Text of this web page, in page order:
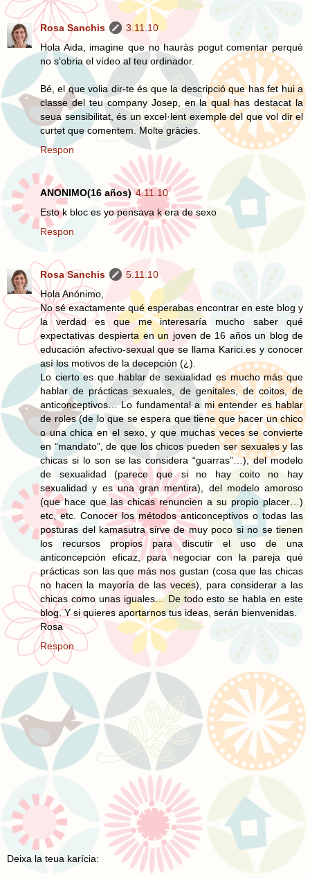
Rosa Sanchis
3.11.10
Hola Aida, imagine que no hauràs pogut comentar perquè
no s'obria el vídeo al teu ordinador.
Bé, el que volia dir-te és que la descripció que has fet hui a
classe del teu company Josep, en la qual has destacat la
seua sensibilitat, és un excel·lent exemple del que vol dir el
curtet que comentem. Molte gràcies.
Respon
ANONIMO(16 años) 4.11.10
Esto k bloc es yo pensava k era de sexo
Respon
Rosa Sanchis
5.11.10
Hola Anónimo,
No sé exactamente qué esperabas encontrar en este blog y
la verdad es que me interesaría mucho saber qué
expectativas despierta en un joven de 16 años un blog de
educación afectivo-sexual que se llama Karici.es y conocer
así los motivos de la decepción (¿).
Lo cierto es que hablar de sexualidad es mucho más que
hablar de prácticas sexuales, de genitales, de coitos, de
anticonceptivos… Lo fundamental a mi entender es hablar
de roles (de lo que se espera que tiene que hacer un chico
o una chica en el sexo, y que muchas veces se convierte
en “mandato”, de que los chicos pueden ser sexuales y las
chicas si lo son se las considera “guarras”…), del modelo
de sexualidad (parece que si no hay coito no hay
sexualidad y es una gran mentira), del modelo amoroso
(que hace que las chicas renuncien a su propio placer…)
etc, etc. Conocer los métodos anticonceptivos o todas las
posturas del kamasutra sirve de muy poco si no se tienen
los recursos propios para discutir el uso de una
anticoncepción eficaz, para negociar con la pareja qué
prácticas son las que más nos gustan (cosa que las chicas
no hacen la mayoría de las veces), para considerar a las
chicas como unas iguales… De todo esto se habla en este
blog. Y si quieres aportarnos tus ideas, serán bienvenidas.
Rosa
Respon
Deixa la teua karícia: